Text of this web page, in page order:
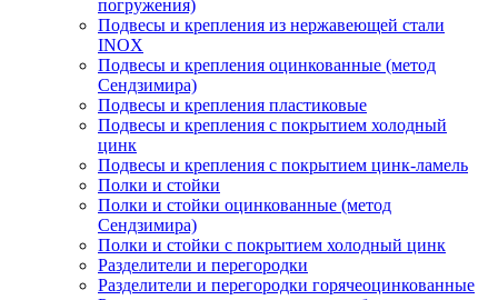
погружения)
Подвесы и крепления из нержавеющей стали
INOX
Подвесы и крепления оцинкованные (метод
Сендзимира)
Подвесы и крепления пластиковые
Подвесы и крепления с покрытием холодный
цинк
Подвесы и крепления с покрытием цинк-ламель
Полки и стойки
Полки и стойки оцинкованные (метод
Сендзимира)
Полки и стойки с покрытием холодный цинк
Разделители и перегородки
Разделители и перегородки горячеоцинкованные